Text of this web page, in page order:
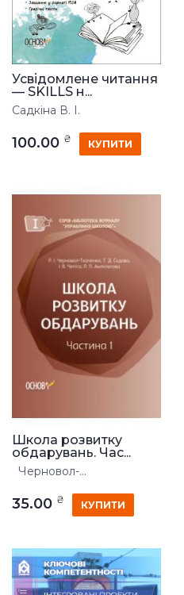
Усвідомлене читання
— SKILLS н...
Садкіна В. І.
100.00 ₴ КУПИТИ
Школа розвитку
обдарувань. Час...
Черновол-...
35.00 ₴ КУПИТИ